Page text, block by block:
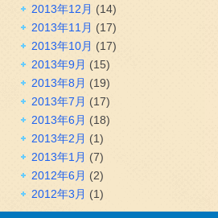
2013年12月 (14)
2013年11月 (17)
2013年10月 (17)
2013年9月 (15)
2013年8月 (19)
2013年7月 (17)
2013年6月 (18)
2013年2月 (1)
2013年1月 (7)
2012年6月 (2)
2012年3月 (1)